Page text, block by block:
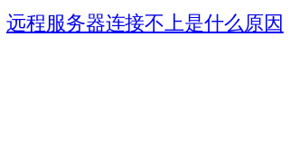
远程服务器连接不上是什么原因